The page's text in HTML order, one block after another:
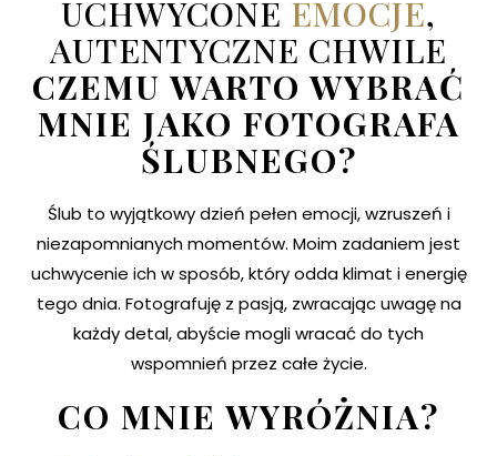
UCHWYCONE EMOCJE,
AUTENTYCZNE CHWILE
CZEMU WARTO WYBRAĆ
MNIE JAKO FOTOGRAFA
ŚLUBNEGO?
Ślub to wyjątkowy dzień pełen emocji, wzruszeń i
niezapomnianych momentów. Moim zadaniem jest
uchwycenie ich w sposób, który odda klimat i energię
tego dnia. Fotografuję z pasją, zwracając uwagę na
każdy detal, abyście mogli wracać do tych
wspomnień przez całe życie.
CO MNIE WYRÓŻNIA?
MENUS
HO ME
ABOU T ME
COURSES
S HOP
JOH N & LI ZA